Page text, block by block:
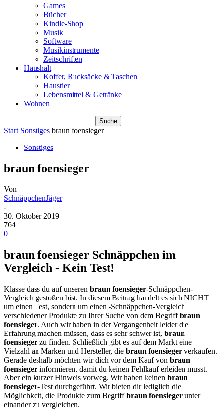
Games
Bücher
Kindle-Shop
Musik
Software
Musikinstrumente
Zeitschriften
Haushalt
Koffer, Rucksäcke & Taschen
Haustier
Lebensmittel & Getränke
Wohnen
Start Sonstiges braun foensieger
Sonstiges
braun foensieger
Von
SchnäppchenJäger
-
30. Oktober 2019
764
0
braun foensieger Schnäppchen im
Vergleich - Kein Test!
Klasse dass du auf unseren braun foensieger-Schnäppchen-
Vergleich gestoßen bist. In diesem Beitrag handelt es sich NICHT
um einen Test, sondern um einen -Schnäppchen-Vergleich
verschiedener Produkte zu Ihrer Suche von dem Begriffbraun
foensieger. Auch wir haben in der Vergangenheit leider die
Erfahrung machen müssen, dass es sehr schwer ist, braun
foensieger zu finden. Schließlich gibt es auf dem Markt eine
Vielzahl an Marken und Hersteller, die braun foensieger verkaufen.
Gerade deshalb möchten wir dich vor dem Kauf von braun
foensieger informieren, damit du keinen Fehlkauf erleiden musst.
Aber ein kurzer Hinweis vorweg. Wir haben keinen braun
foensieger-Test durchgeführt. Wir bieten dir lediglich die
Möglichkeit, die Produkte zum Begriffbraun foensieger unter
einander zu vergleichen.